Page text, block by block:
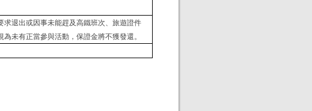
退出或因事未能趕及高鐵班次、旅遊證件
未有正當參與活動，保證金將不獲發還。